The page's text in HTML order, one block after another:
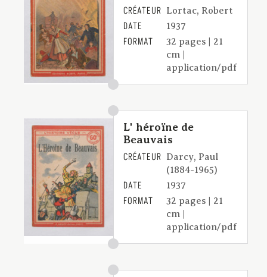
CRÉATEUR Lortac, Robert
DATE 1937
FORMAT
32 pages | 21
cm |
application/pdf
L' héroïne de
Beauvais
CRÉATEUR Darcy, Paul
(1884-1965)
DATE 1937
FORMAT
32 pages | 21
cm |
application/pdf